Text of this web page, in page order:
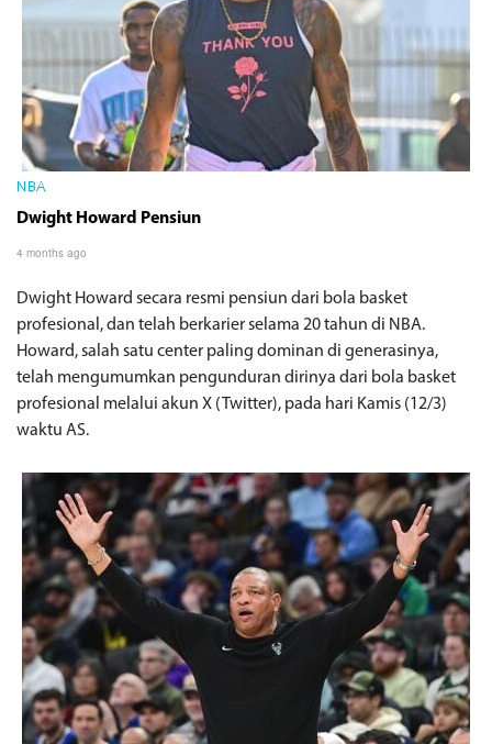
NBA
Dwight Howard Pensiun
4 months ago
Dwight Howard secara resmi pensiun dari bola basket
profesional, dan telah berkarier selama 20 tahun di NBA.
Howard, salah satu center paling dominan di generasinya,
telah mengumumkan pengunduran dirinya dari bola basket
profesional melalui akun X (Twitter), pada hari Kamis (12/3)
waktu AS.